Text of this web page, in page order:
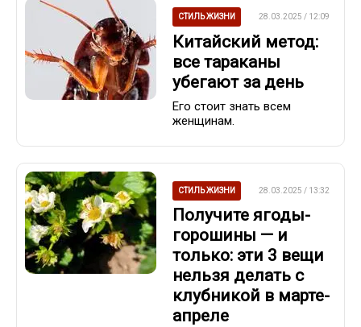
СТИЛЬ ЖИЗНИ 28.03.2025 / 12:09
Китайский метод:
все тараканы
убегают за день
Его стоит знать всем
женщинам.
СТИЛЬ ЖИЗНИ 28.03.2025 / 13:32
Получите ягоды-
горошины — и
только: эти 3 вещи
нельзя делать с
клубникой в марте-
апреле